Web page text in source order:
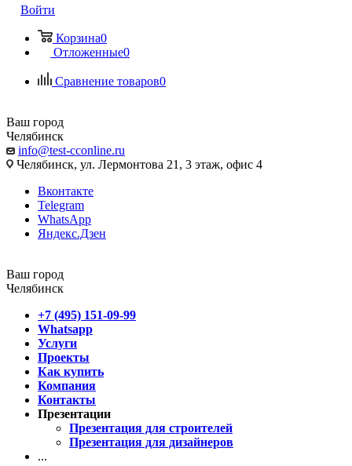
Войти
Корзина0
Отложенные0
Сравнение товаров0
Ваш город
Челябинск
info@test-cconline.ru
Челябинск, ул. Лермонтова 21, 3 этаж, офис 4
Вконтакте
Telegram
WhatsApp
Яндекс.Дзен
Ваш город
Челябинск
+7 (495) 151-09-99
Whatsapp
Услуги
Проекты
Как купить
Компания
Контакты
Презентации
Презентация для строителей
Презентация для дизайнеров
...